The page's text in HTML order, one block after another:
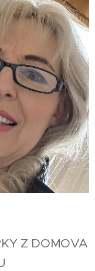
Z DOMOVA